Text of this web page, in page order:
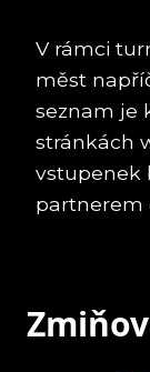
V rámci
měst
seznam je
stránkách
vstupenek
partnerem